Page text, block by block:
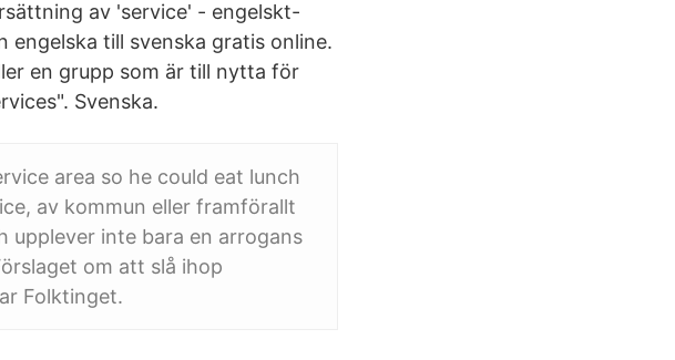
av 'service' - engelskt-
till svenska gratis online.
en grupp som är till nytta för
Svenska.
area so he could eat lunch
av kommun eller framförallt
upplever inte bara en arrogans
om att slå ihop
Folktinget.